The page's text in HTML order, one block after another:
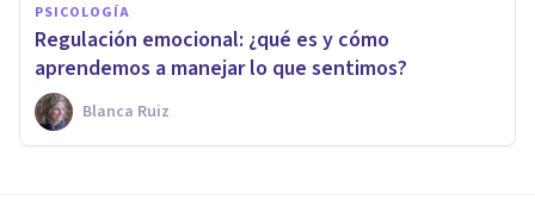
PSICOLOGÍA
Regulación emocional: ¿qué es y cómo
aprendemos a manejar lo que sentimos?
Blanca Ruiz